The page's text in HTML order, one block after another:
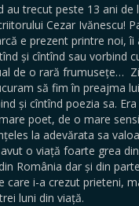
au trecut peste 13 ani de
Cezar Ivănescu!
e prezent printre noi, îi
și cîntînd sau vorbind
de o rară frumusețe…
să fim în preajma
și cîntînd poezia sa. Era
poet, de o mare
la adevărata sa
o viață foarte grea
România dar și din
care i-a crezut prieteni,
luni din viață.